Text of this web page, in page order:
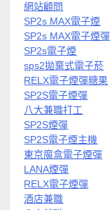
網站顧問
SP2s MAX電子煙
SP2s MAX電子煙彈
SP2s電子煙
sps2拋棄式電子菸
RELX電子煙彈糖果
SP2S電子煙彈
八大兼職打工
SP2S煙彈
SP2S電子煙主機
東京魔盒電子煙彈
LANA煙彈
RELX電子煙彈
酒店兼職